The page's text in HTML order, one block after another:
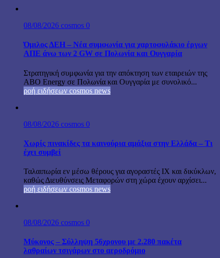
08/08/2026 cosmos 0
Όμιλος ΔΕΗ – Νέα συμφωνία για χαρτοφυλάκιο έργων
ΑΠΕ άνω των 2 GW σε Πολωνία και Ουγγαρία
Στρατηγική συμφωνία για την απόκτηση των εταιρειών της
ABO Energy σε Πολωνία και Ουγγαρία με συνολικό...
ροή ειδήσεων cosmos news
08/08/2026 cosmos 0
Χωρίς πινακίδες τα καινούρια αμάξια στην Ελλάδα – Τι
έχει συμβεί
Ταλαιπωρία εν μέσω θέρους για αγοραστές ΙΧ και δικύκλων,
καθώς Διευθύνσεις Μεταφορών στη χώρα έχουν αρχίσει...
ροή ειδήσεων cosmos news
08/08/2026 cosmos 0
Μύκονος – Σύλληψη 56χρονου με 2.280 πακέτα
λαθραίων τσιγάρων στο αεροδρόμιο